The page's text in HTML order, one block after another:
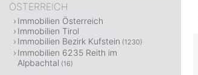
ÖSTERREICH
Immobilien Österreich
Immobilien Tirol
Immobilien Bezirk Kufstein (1230)
Immobilien 6235 Reith im
Alpbachtal (16)